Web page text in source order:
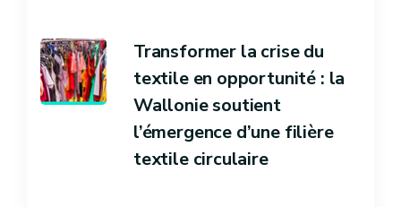
Transformer la crise du
textile en opportunité : la
Wallonie soutient
l’émergence d’une filière
textile circulaire